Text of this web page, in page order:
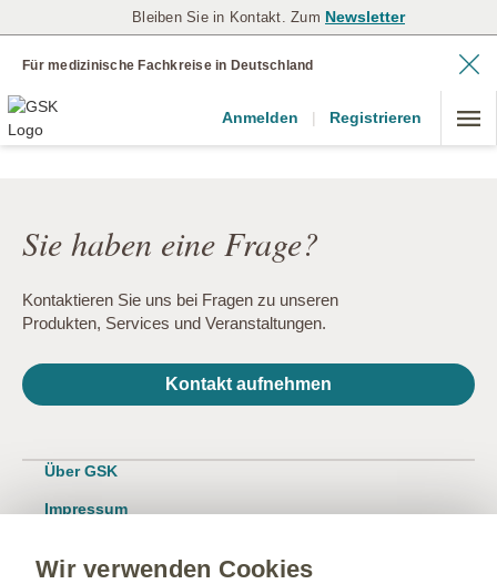
Bleiben Sie in Kontakt. Zum Newsletter
Für medizinische Fachkreise in Deutschland
Anmelden | Registrieren
Sie haben eine Frage?
Kontaktieren Sie uns bei Fragen zu unseren
Produkten, Services und Veranstaltungen.
Kontakt aufnehmen
Über GSK
Impressum
Wir verwenden Cookies